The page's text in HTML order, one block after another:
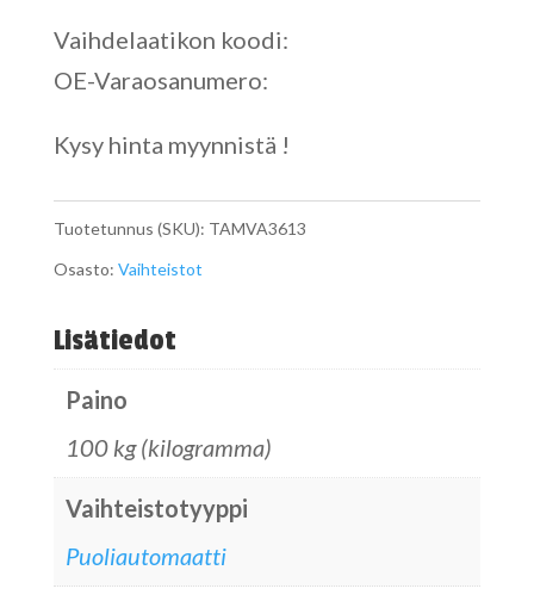
Vaihdelaatikon koodi:
OE-Varaosanumero:
Kysy hinta myynnistä !
Tuotetunnus (SKU): TAMVA3613
Osasto: Vaihteistot
Lisätiedot
Paino
100 kg (kilogramma)
Vaihteistotyyppi
Puoliautomaatti